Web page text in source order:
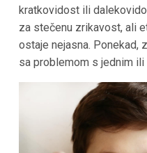
kratkovidost ili
za stečenu zrikavost, ali
ostaje nejasna. Ponekad,
sa problemom s jednim ili